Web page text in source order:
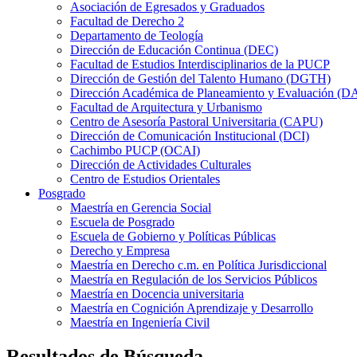
Asociación de Egresados y Graduados
Facultad de Derecho 2
Departamento de Teología
Dirección de Educación Continua (DEC)
Facultad de Estudios Interdisciplinarios de la PUCP
Dirección de Gestión del Talento Humano (DGTH)
Dirección Académica de Planeamiento y Evaluación
Facultad de Arquitectura y Urbanismo
Centro de Asesoría Pastoral Universitaria (CAPU)
Dirección de Comunicación Institucional (DCI)
Cachimbo PUCP (OCAI)
Dirección de Actividades Culturales
Centro de Estudios Orientales
Posgrado
Maestría en Gerencia Social
Escuela de Posgrado
Escuela de Gobierno y Políticas Públicas
Derecho y Empresa
Maestría en Derecho c.m. en Política Jurisdiccional
Maestría en Regulación de los Servicios Públicos
Maestría en Docencia universitaria
Maestría en Cognición Aprendizaje y Desarrollo
Maestría en Ingeniería Civil